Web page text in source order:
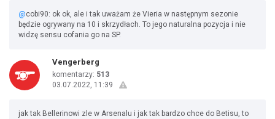
@cobi90: ok ok, ale i tak uważam że Vieria w następnym sezonie
będzie ogrywany na 10 i skrzydłach. To jego naturalna pozycja i nie
widzę sensu cofania go na SP.
Vengerberg
komentarzy: 513
03.07.2022, 11:39
jak tak Bellerinowi zle w Arsenalu i jak tak bardzo chce do Betisu, to